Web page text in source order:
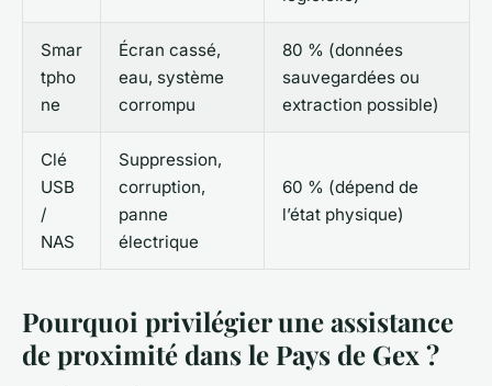
Smar
tpho
ne
Écran cassé,
eau, système
corrompu
80 % (données
sauvegardées ou
extraction possible)
Clé
USB
/
NAS
Suppression,
corruption,
panne
électrique
60 % (dépend de
l’état physique)
Pourquoi privilégier une assistance
de proximité dans le Pays de Gex ?